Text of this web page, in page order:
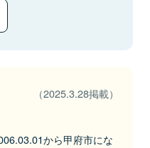
（2025.3.28掲載）
から甲府市にな